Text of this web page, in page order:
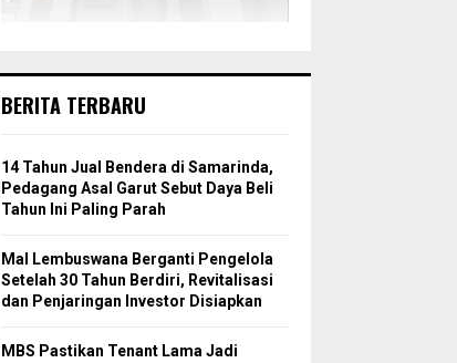
BERITA TERBARU
14 Tahun Jual Bendera di Samarinda,
Pedagang Asal Garut Sebut Daya Beli
Tahun Ini Paling Parah
Mal Lembuswana Berganti Pengelola
Setelah 30 Tahun Berdiri, Revitalisasi
dan Penjaringan Investor Disiapkan
MBS Pastikan Tenant Lama Jadi